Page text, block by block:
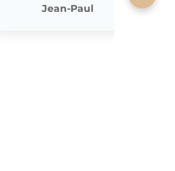
Jean-Paul